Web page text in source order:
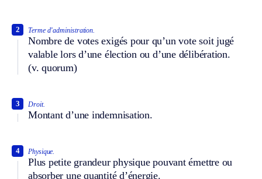
Terme d’administration.
Nombre de votes exigés pour qu’un vote soit jugé
valable lors d’une élection ou d’une délibération.
(v. quorum)
2
Droit.
Montant d’une indemnisation.
3
Physique.
Plus petite grandeur physique pouvant émettre ou
absorber une quantité d’énergie.
4